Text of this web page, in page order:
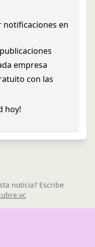
notificaciones en
empresa
con las
hoy!
noticia? Escribe